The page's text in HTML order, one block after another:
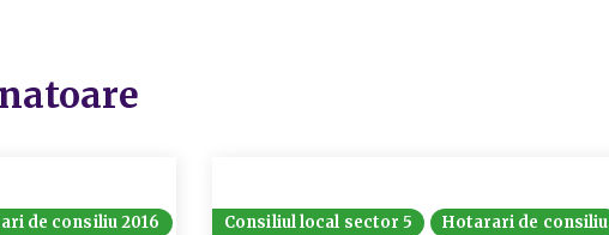
de consiliu 2016
Consiliul local sector 5
Hotarari de consiliu